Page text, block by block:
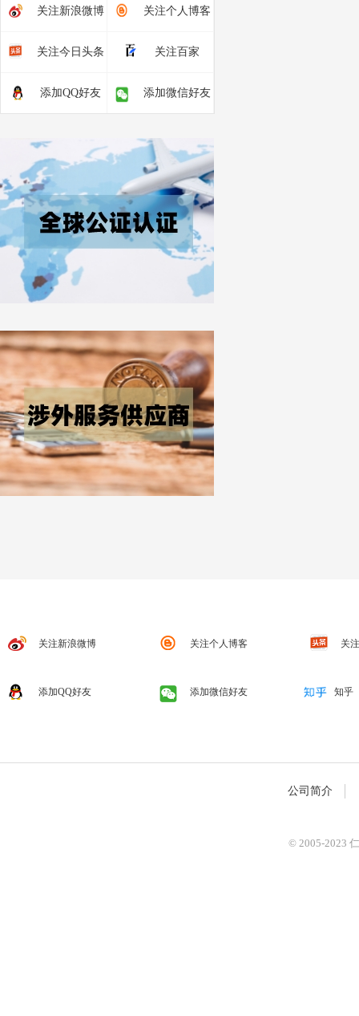
关注新浪微博 关注个人博客
关注今日头条 关注百家
添加QQ好友 添加微信好友
关注新浪微博 关注个人博客 关
添加QQ好友 添加微信好友 知乎
公司简介
© 2005-2023